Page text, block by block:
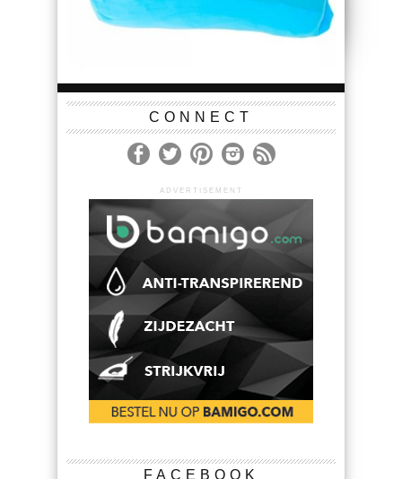
CONNECT
ADVERTISEMENT
FACEBOOK